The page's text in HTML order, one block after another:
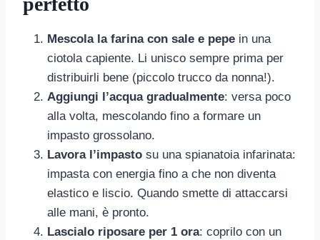
Mescola la farina con sale e pepe in una
ciotola capiente. Li unisco sempre prima per
distribuirli bene (piccolo trucco da nonna!).
Aggiungi l’acqua gradualmente: versa poco
alla volta, mescolando fino a formare un
impasto grossolano.
Lavora l’impasto su una spianatoia infarinata:
impasta con energia fino a che non diventa
elastico e liscio. Quando smette di attaccarsi
alle mani, è pronto.
Lascialo riposare per 1 ora: coprilo con un